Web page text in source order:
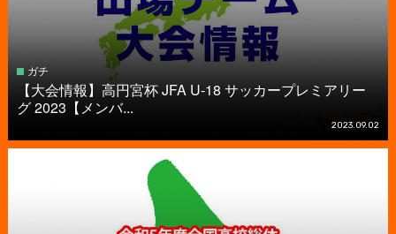
ガチ
【大会情報】高円宮杯 JFA U-18 サッカープレミアリー
グ 2023【メンバ...
2023.09.02